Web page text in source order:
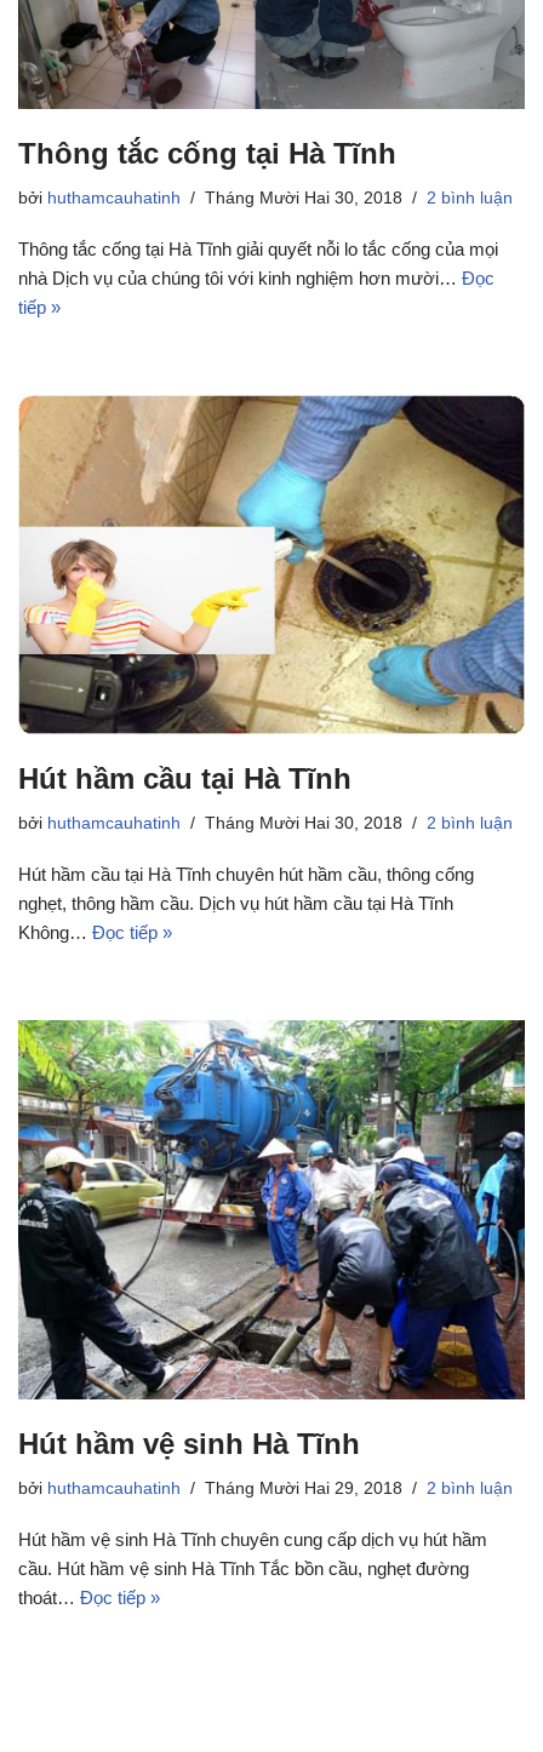
Thông tắc cống tại Hà Tĩnh
bởi huthamcauhatinh Tháng Mười Hai 30, 2018 2 bình luận
Thông tắc cống tại Hà Tĩnh giải quyết nỗi lo tắc cống của mọi
nhà Dịch vụ của chúng tôi với kinh nghiệm hơn mười… Đọc
tiếp »
Hút hầm cầu tại Hà Tĩnh
bởi huthamcauhatinh Tháng Mười Hai 30, 2018 2 bình luận
Hút hầm cầu tại Hà Tĩnh chuyên hút hầm cầu, thông cống
nghẹt, thông hầm cầu. Dịch vụ hút hầm cầu tại Hà Tĩnh
Không… Đọc tiếp »
Hút hầm vệ sinh Hà Tĩnh
bởi huthamcauhatinh Tháng Mười Hai 29, 2018 2 bình luận
Hút hầm vệ sinh Hà Tĩnh chuyên cung cấp dịch vụ hút hầm
cầu. Hút hầm vệ sinh Hà Tĩnh Tắc bồn cầu, nghẹt đường
thoát… Đọc tiếp »